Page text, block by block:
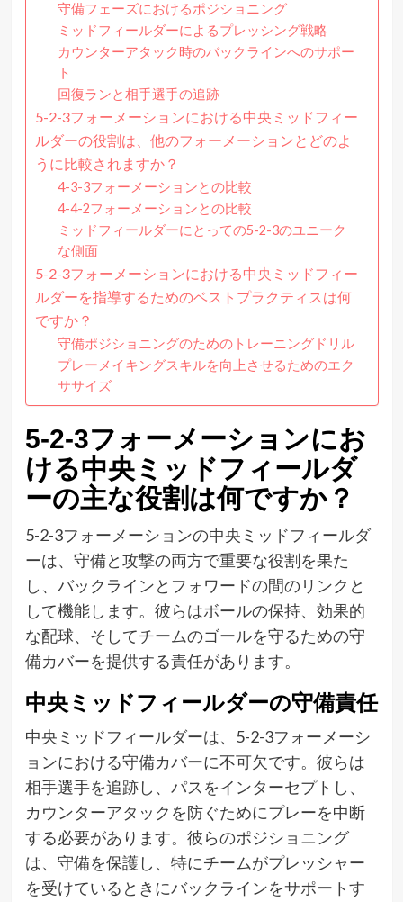
守備フェーズにおけるポジショニング
ミッドフィールダーによるプレッシング戦略
カウンターアタック時のバックラインへのサポー
ト
回復ランと相手選手の追跡
5-2-3フォーメーションにおける中央ミッドフィー
ルダーの役割は、他のフォーメーションとどのよ
うに比較されますか？
4-3-3フォーメーションとの比較
4-4-2フォーメーションとの比較
ミッドフィールダーにとっての5-2-3のユニーク
な側面
5-2-3フォーメーションにおける中央ミッドフィー
ルダーを指導するためのベストプラクティスは何
ですか？
守備ポジショニングのためのトレーニングドリル
プレーメイキングスキルを向上させるためのエク
ササイズ
5-2-3フォーメーションにお
ける中央ミッドフィールダ
ーの主な役割は何ですか？
5-2-3フォーメーションの中央ミッドフィールダ
ーは、守備と攻撃の両方で重要な役割を果た
し、バックラインとフォワードの間のリンクと
して機能します。彼らはボールの保持、効果的
な配球、そしてチームのゴールを守るための守
備カバーを提供する責任があります。
中央ミッドフィールダーの守備責任
中央ミッドフィールダーは、5-2-3フォーメーシ
ョンにおける守備カバーに不可欠です。彼らは
相手選手を追跡し、パスをインターセプトし、
カウンターアタックを防ぐためにプレーを中断
する必要があります。彼らのポジショニング
は、守備を保護し、特にチームがプレッシャー
を受けているときにバックラインをサポートす